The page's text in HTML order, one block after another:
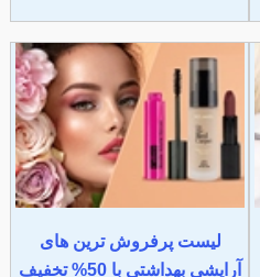
لیست پرفروش ترین های
آرایشی بهداشتی با 50% تخفیف